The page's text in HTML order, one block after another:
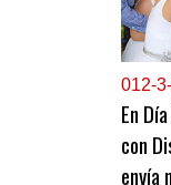
012-
En
con
envía